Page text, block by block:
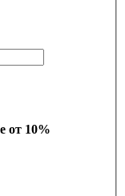
от 10%